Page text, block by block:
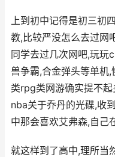
上到初中记得是初三初
教,比较严没怎么去过网
同学去过几次网吧,玩玩
兽争霸,合金弹头等单机
类rpg类网游确实提不
nba关于乔丹的光碟,收
中那会喜欢艾弗森,自己
就这样到了高中,理所当